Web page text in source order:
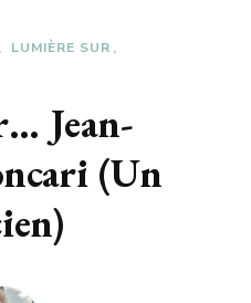
LUMIÈRE SUR
Jean-
(Un